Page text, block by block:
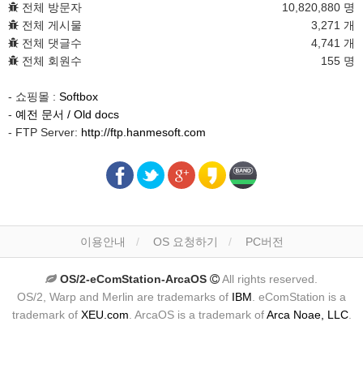
전체 방문자
10,820,880 명
전체 게시물
3,271 개
전체 댓글수
4,741 개
전체 회원수
155 명
- 쇼핑몰 : Softbox
- 예전 문서 / Old docs
- FTP Server: http://ftp.hanmesoft.com
이용안내 OS 요청하기 PC버전
OS/2-eComStation-ArcaOS
All rights reserved.
OS/2, Warp and Merlin are trademarks of IBM . eComStation is a
trademark of XEU.com . ArcaOS is a trademark ofArca Noae, LLC.